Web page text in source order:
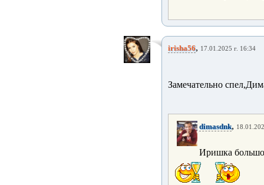
irisha56, 17.01.2025 г. 16:34
Замечательно
dimasdnk,
Иришка